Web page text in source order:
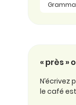
« près »
N’écrivez
le café